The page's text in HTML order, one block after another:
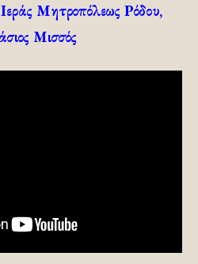
Μητροπόλεως Ρόδου,
Μισσός